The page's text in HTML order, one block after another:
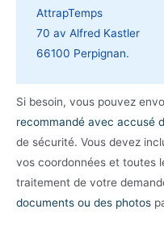
AttrapTemps
70 av Alfred Kastler
66100 Perpignan.
Si besoin, vous pouvez
recommandé avec accusé
de sécurité. Vous devez
vos coordonnées et toutes
traitement de votre
documents ou des photos